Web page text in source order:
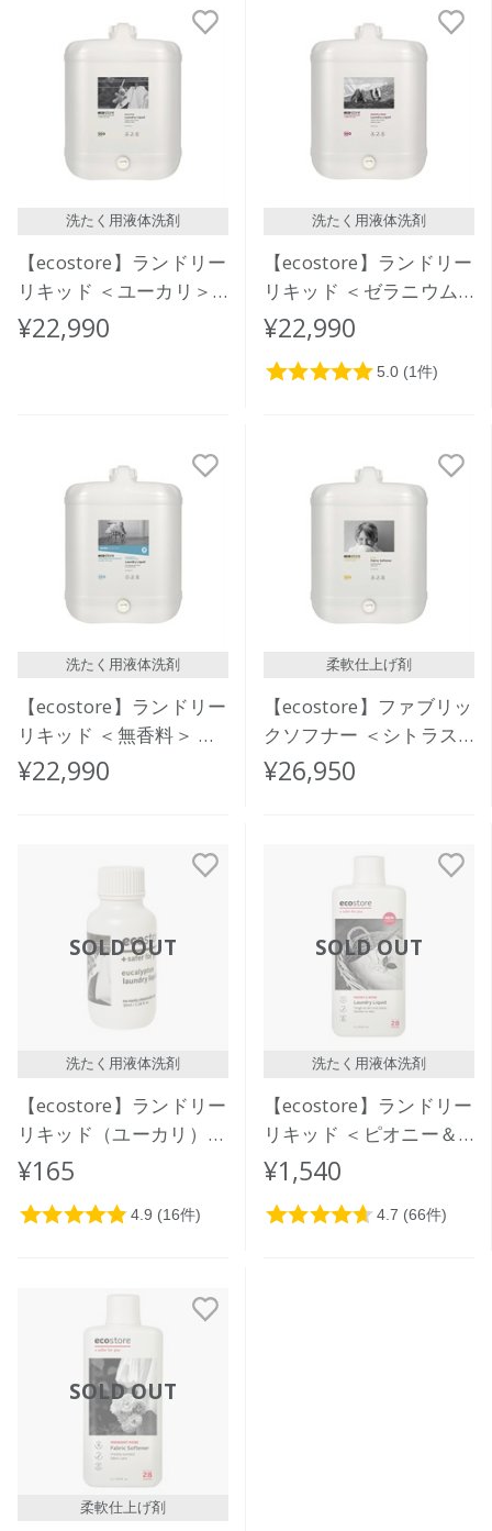
洗たく用液体洗剤
【ecostore】ランドリー
リキッド ＜ユーカリ＞
バルク 20L
¥22,990
洗たく用液体洗剤
【ecostore】ランドリー
リキッド ＜ゼラニウム
＆オレンジ＞バルク 20L
¥22,990
洗たく用液体洗剤
【ecostore】ランドリー
リキッド ＜無香料＞ バ
ルク 20L
¥22,990
柔軟仕上げ剤
【ecostore】ファブリッ
クソフナー ＜シトラス
＞バルク 20L
¥26,950
SOLD OUT
洗たく用液体洗剤
【ecostore】ランドリー
リキッド（ユーカリ）ミ
ニ 35mL
¥165
SOLD OUT
洗たく用液体洗剤
【ecostore】ランドリー
リキッド ＜ピオニー＆
ローズ＞ 1L
¥1,540
SOLD OUT
柔軟仕上げ剤